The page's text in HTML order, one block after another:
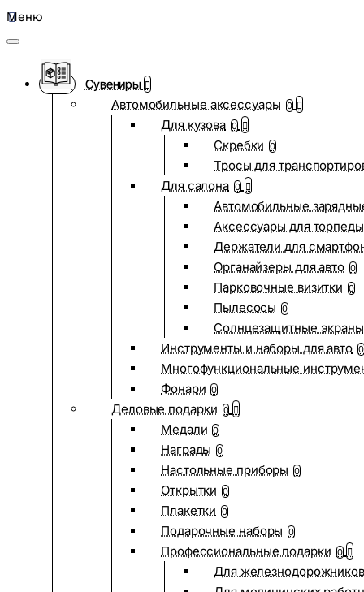
Меню
Сувениры
Автомобильные аксессуары 0
Для кузова 0
Скребки 0
Тросы для
Для салона 0
Автомобильные
Аксессуары для
Держатели для
Органайзеры для авто 0
Парковочные визитки 0
Пылесосы 0
Солнцезащитные экраны
Инструменты и наборы для авто 0
Многофункциональные
Фонари 0
Деловые подарки 0
Медали 0
Награды 0
Настольные приборы 0
Открытки 0
Плакетки 0
Подарочные наборы 0
Профессиональные подарки 0
Для железнодорожников